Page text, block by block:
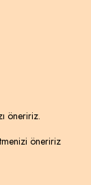
öneririz.
öneririz